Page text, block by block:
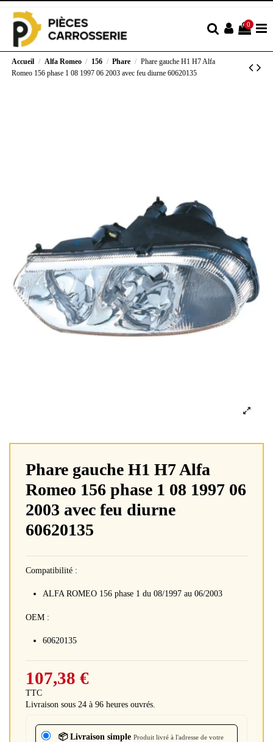
0
Accueil Alfa Romeo 156 Phare
Phare gauche H1 H7 Alfa
Romeo 156 phase 1 08 1997 06 2003 avec feu diurne 60620135
Phare gauche H1 H7 Alfa
Romeo 156 phase 1 08 1997 06
2003 avec feu diurne
60620135
Compatibilité :
ALFA ROMEO 156 phase 1 du 08/1997 au 06/2003
OEM :
60620135
107,38 €
TTC
Livraison sous 24 à 96 heures ouvrés.
📦 Livraison simple Produit livré à l'adresse de votre